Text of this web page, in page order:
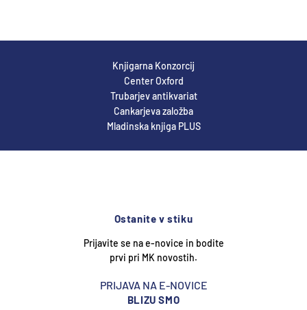
Knjigarna Konzorcij
Center Oxford
Trubarjev antikvariat
Cankarjeva založba
Mladinska knjiga PLUS
Ostanite v stiku
Prijavite se na e-novice in bodite
prvi pri MK novostih.
PRIJAVA NA E-NOVICE
BLIZU SMO